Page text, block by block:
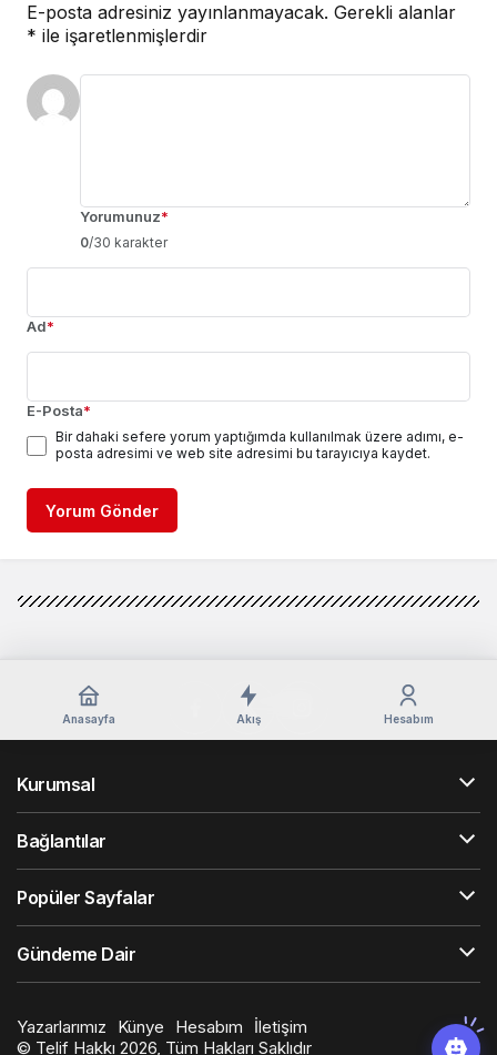
E-posta adresiniz yayınlanmayacak. Gerekli alanlar
* ile işaretlenmişlerdir
Yorumunuz*
0/30 karakter
Ad*
E-Posta*
Bir dahaki sefere yorum yaptığımda kullanılmak üzere adımı, e-
posta adresimi ve web site adresimi bu tarayıcıya kaydet.
Yorum Gönder
Anasayfa Akış Hesabım
Kurumsal
Bağlantılar
Popüler Sayfalar
Gündeme Dair
Yazarlarımız Künye Hesabım
İletişim
© Telif Hakkı 2026, Tüm Hakları Saklıdır